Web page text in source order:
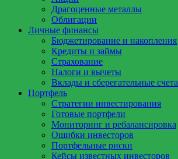
Драгоценные металлы
Облигации
Личные финансы
Бюджетирование и накопления
Кредиты и займы
Страхование
Налоги и вычеты
Вклады и сберегательные счета
Портфель
Стратегии инвестирования
Готовые портфели
Мониторинг и ребалансировка
Ошибки инвесторов
Портфельные риски
Кейсы известных инвесторов